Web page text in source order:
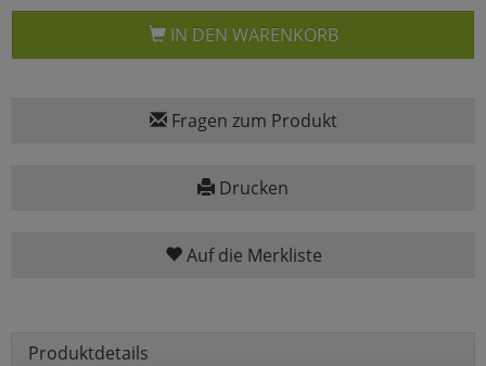
IN DEN WARENKORB
Fragen zum Produkt
Drucken
Auf die Merkliste
Produktdetails